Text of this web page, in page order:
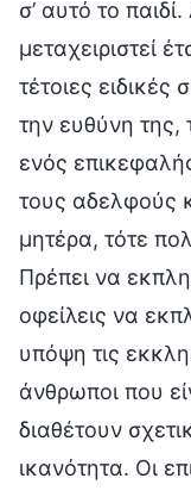
σ’ αυτό το
μεταχειριστεί
τέτοιες
την ευθύνη της,
ενός
τους αδελφούς
μητέρα, τότε
Πρέπει να
οφείλεις να
υπόψη τις
άνθρωποι που
διαθέτουν
ικανότητα. Οι